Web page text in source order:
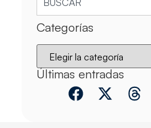
Categorías
Últimas entradas